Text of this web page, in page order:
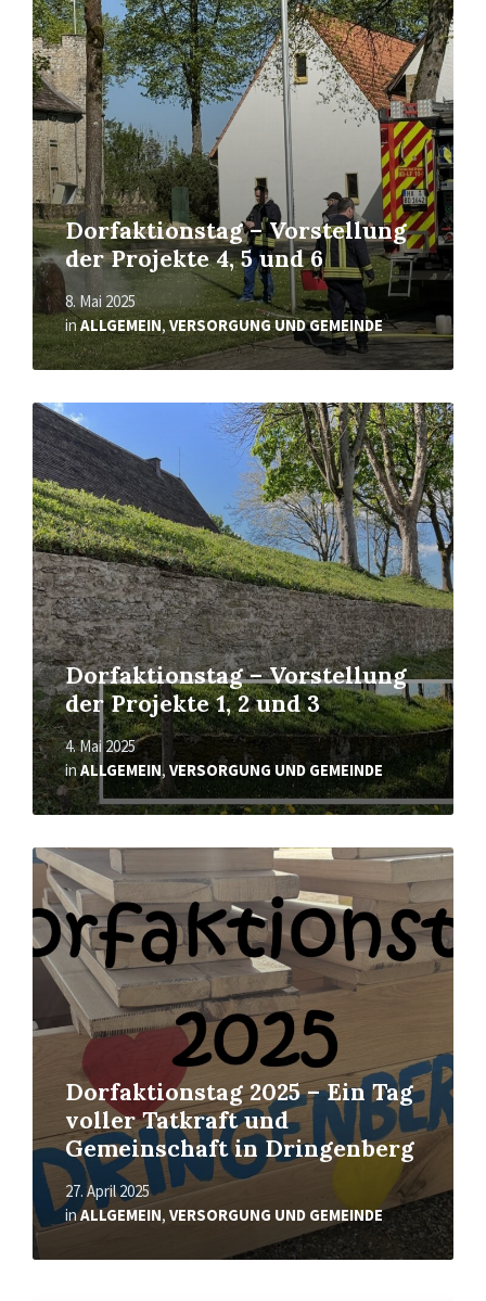
Dorfaktionstag – Vorstellung
der Projekte 4, 5 und 6
8. Mai 2025
inALLGEMEIN,VERSORGUNG UND GEMEINDE
Dorfaktionstag – Vorstellung
der Projekte 1, 2 und 3
4. Mai 2025
inALLGEMEIN, VERSORGUNG UND GEMEINDE
Read
More
Dorfaktionstag 2025 – Ein Tag
voller Tatkraft und
Gemeinschaft in Dringenberg
27. April 2025
inALLGEMEIN, VERSORGUNG UND GEMEINDE
Read
More